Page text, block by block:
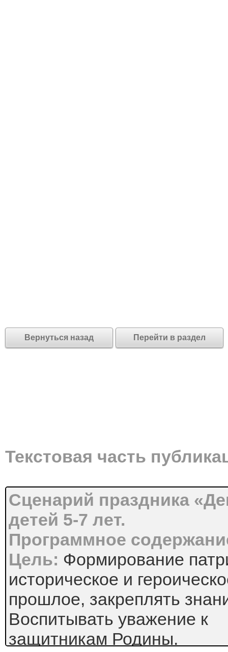
Вернуться назад Перейти в раздел
Текстовая часть
Сценарий праздника
детей 5-7 лет.
Программное
Цель: Формирование
историческое и
прошлое, закреплять
Воспитывать уважение к
защитникам Родины.